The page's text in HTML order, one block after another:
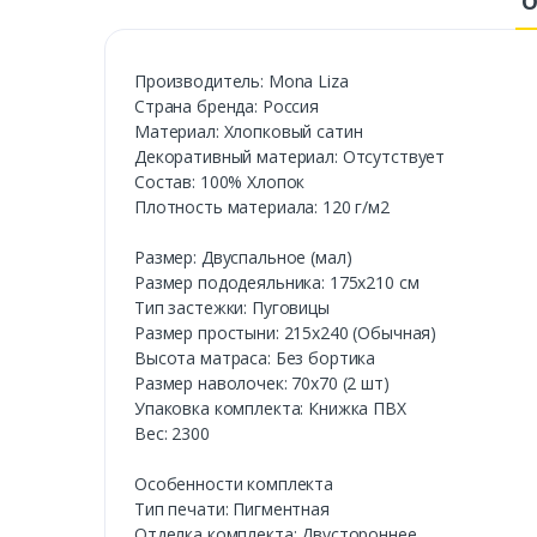
Производитель: Mona Liza
Cтрана бренда: Россия
Материал: Хлопковый сатин
Декоративный материал: Отсутствует
Состав: 100% Хлопок
Плотность материала: 120 г/м2
Размер: Двуспальное (мал)
Размер пододеяльника: 175х210 см
Тип застежки: Пуговицы
Размер простыни: 215х240 (Обычная)
Высота матраса: Без бортика
Размер наволочек: 70х70 (2 шт)
Упаковка комплекта: Книжка ПВХ
Вес: 2300
Особенности комплекта
Тип печати: Пигментная